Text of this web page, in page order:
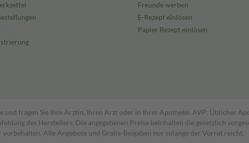
Freunde werben
E-Rezept einlösen
Papier Rezept einlösen
und fragen Sie Ihre Ärztin, Ihren Arzt oder in Ihrer Apotheke. AVP: Üblicher
des Herstellers. Die angegebenen Preise beinhalten die gesetzlich
Alle Angebote und Gratis-Beigaben nur solange der Vorrat reicht.